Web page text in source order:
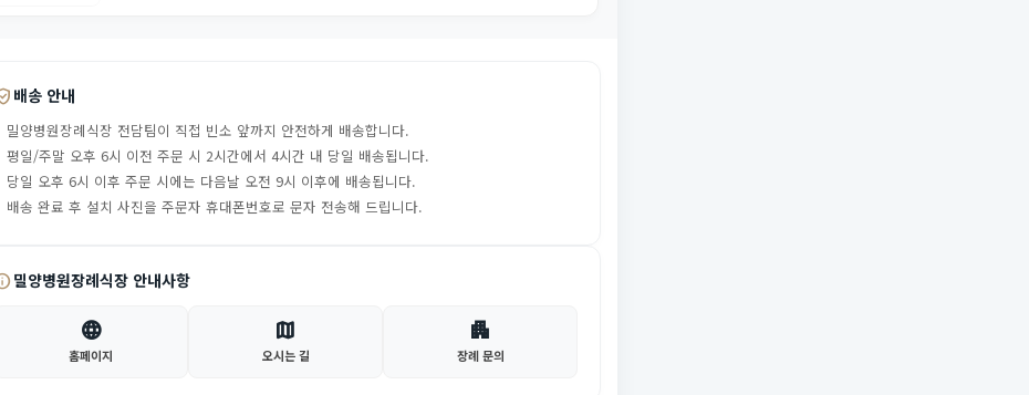
배송 안내
밀양병원장례식장 전담팀이 직접 빈소 앞까지 안전하게 배송합니다.
평일/주말 오후 6시 이전 주문 시 2시간에서 4시간 내 당일 배송됩니다.
당일 오후 6시 이후 주문 시에는 다음날 오전 9시 이후에 배송됩니다.
배송 완료 후 설치 사진을 주문자 휴대폰번호로 문자 전송해 드립니다.
밀양병원장례식장 안내사항
language
홈페이지
map
오시는 길
apartment
장례 문의